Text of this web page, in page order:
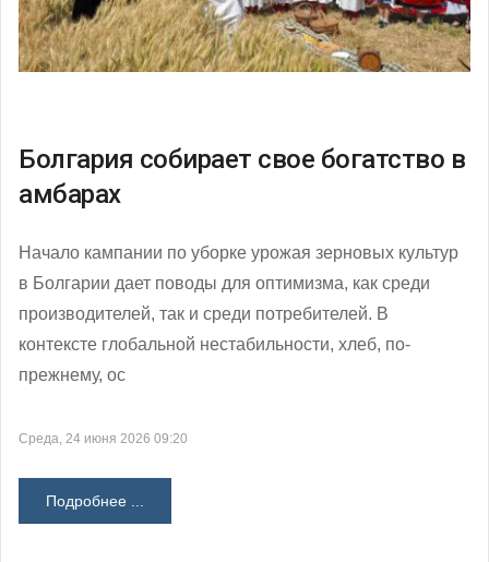
Болгария собирает свое богатство в
амбарах
Начало кампании по уборке урожая зерновых культур
в Болгарии дает поводы для оптимизма, как среди
производителей, так и среди потребителей. В
контексте глобальной нестабильности, хлеб, по-
прежнему, ос
Среда, 24 июня 2026 09:20
Подробнее ...